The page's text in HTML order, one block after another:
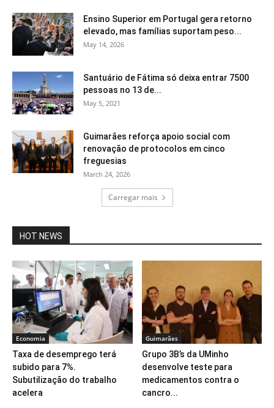
Ensino Superior em Portugal gera retorno
elevado, mas famílias suportam peso...
May 14, 2026
Santuário de Fátima só deixa entrar 7500
pessoas no 13 de...
May 5, 2021
Guimarães reforça apoio social com
renovação de protocolos em cinco
freguesias
March 24, 2026
Carregar mais
HOT NEWS
Economia
Taxa de desemprego terá
subido para 7%.
Subutilização do trabalho
acelera
Guimarães
Grupo 3B’s da UMinho
desenvolve teste para
medicamentos contra o
cancro...